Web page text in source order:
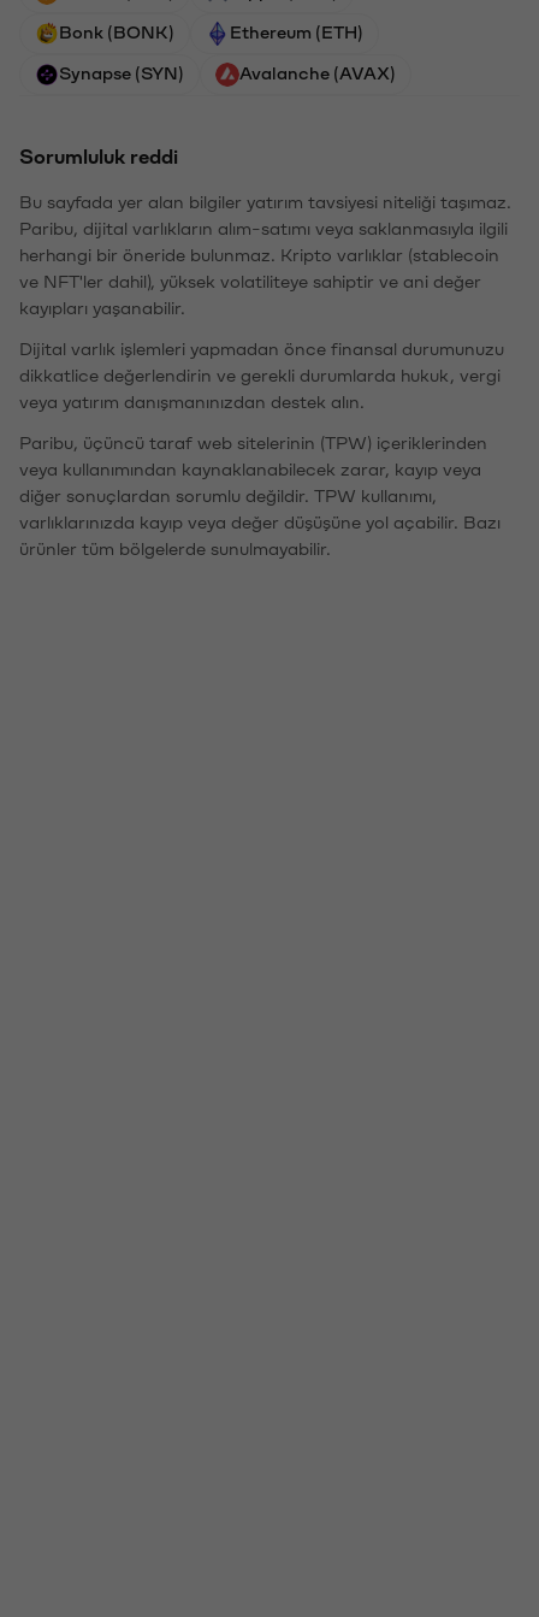
Bonk (BONK) Ethereum (ETH)
Synapse (SYN) Avalanche (AVAX)
Sorumluluk reddi
Bu sayfada yer alan bilgiler yatırım tavsiyesi niteliği taşımaz.
Paribu, dijital varlıkların alım-satımı veya saklanmasıyla ilgili
herhangi bir öneride bulunmaz. Kripto varlıklar (stablecoin
ve NFT'ler dahil), yüksek volatiliteye sahiptir ve ani değer
kayıpları yaşanabilir.
Dijital varlık işlemleri yapmadan önce finansal durumunuzu
dikkatlice değerlendirin ve gerekli durumlarda hukuk, vergi
veya yatırım danışmanınızdan destek alın.
Paribu, üçüncü taraf web sitelerinin (TPW) içeriklerinden
veya kullanımından kaynaklanabilecek zarar, kayıp veya
diğer sonuçlardan sorumlu değildir. TPW kullanımı,
varlıklarınızda kayıp veya değer düşüşüne yol açabilir. Bazı
ürünler tüm bölgelerde sunulmayabilir.